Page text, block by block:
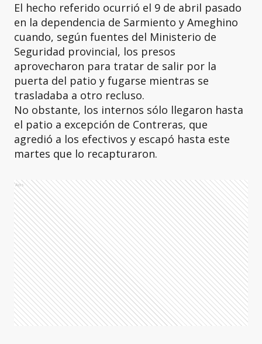
El hecho referido ocurrió el 9 de abril pasado
en la dependencia de Sarmiento y Ameghino
cuando, según fuentes del Ministerio de
Seguridad provincial, los presos
aprovecharon para tratar de salir por la
puerta del patio y fugarse mientras se
trasladaba a otro recluso.
No obstante, los internos sólo llegaron hasta
el patio a excepción de Contreras, que
agredió a los efectivos y escapó hasta este
martes que lo recapturaron.
Ads